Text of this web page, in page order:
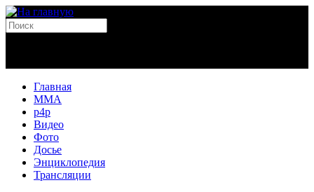
Главная
MMA
p4p
Видео
Фото
Досье
Энциклопедия
Трансляции